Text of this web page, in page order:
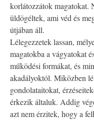
korlátozzátok magatokat.
üldögéltek, ami véd és
útjában áll.
Lélegezzetek lassan,
magatokba a vágyatokat
működési formákat, és
akadályoktól. Miközben
gondolataitokat,
érkezik általuk. Addig
azt nem érzitek, hogy a